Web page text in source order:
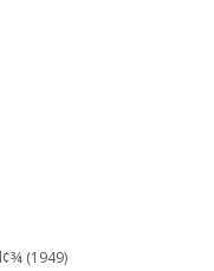
(1949)